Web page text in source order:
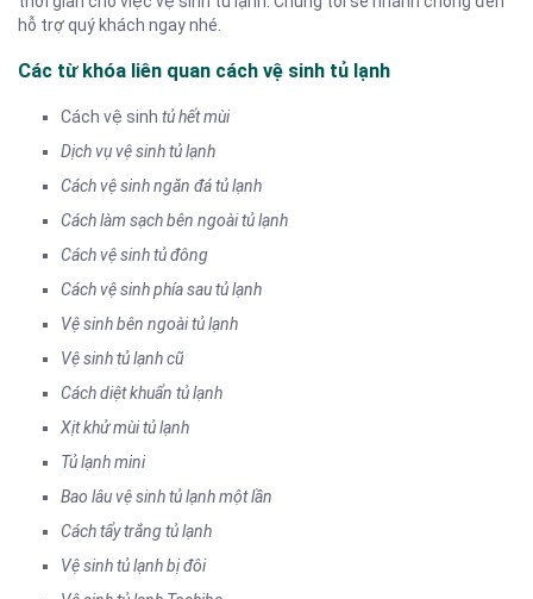
hỗ trợ quý khách ngay nhé.
Các từ khóa liên quan cách vệ sinh tủ lạnh
Cách vệ sinh tủ hết mùi
Dịch vụ vệ sinh tủ lạnh
Cách vệ sinh ngăn đá tủ lạnh
Cách làm sạch bên ngoài tủ lạnh
Cách vệ sinh tủ đông
Cách vệ sinh phía sau tủ lạnh
Vệ sinh bên ngoài tủ lạnh
Vệ sinh tủ lạnh cũ
Cách diệt khuẩn tủ lạnh
Xịt khử mùi tủ lạnh
Tủ lạnh mini
Bao lâu vệ sinh tủ lạnh một lần
Cách tẩy trắng tủ lạnh
Vệ sinh tủ lạnh bị đôi